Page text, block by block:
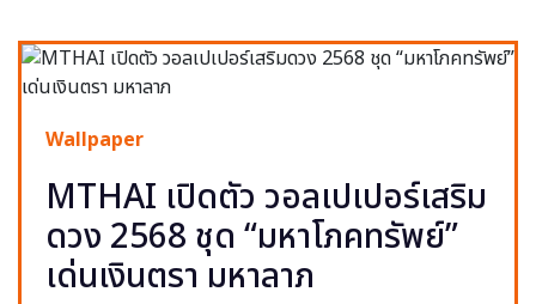
Wallpaper
MTHAI เปิดตัว วอลเปเปอร์เสริม
ดวง 2568 ชุด “มหาโภคทรัพย์”
เด่นเงินตรา มหาลาภ